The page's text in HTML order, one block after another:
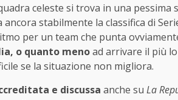
celeste si trova in una
stabilmente la classifica di
per un team che punta
o quanto menoad arrivare il più
se la situazione non migliora.
e discussa anche su La